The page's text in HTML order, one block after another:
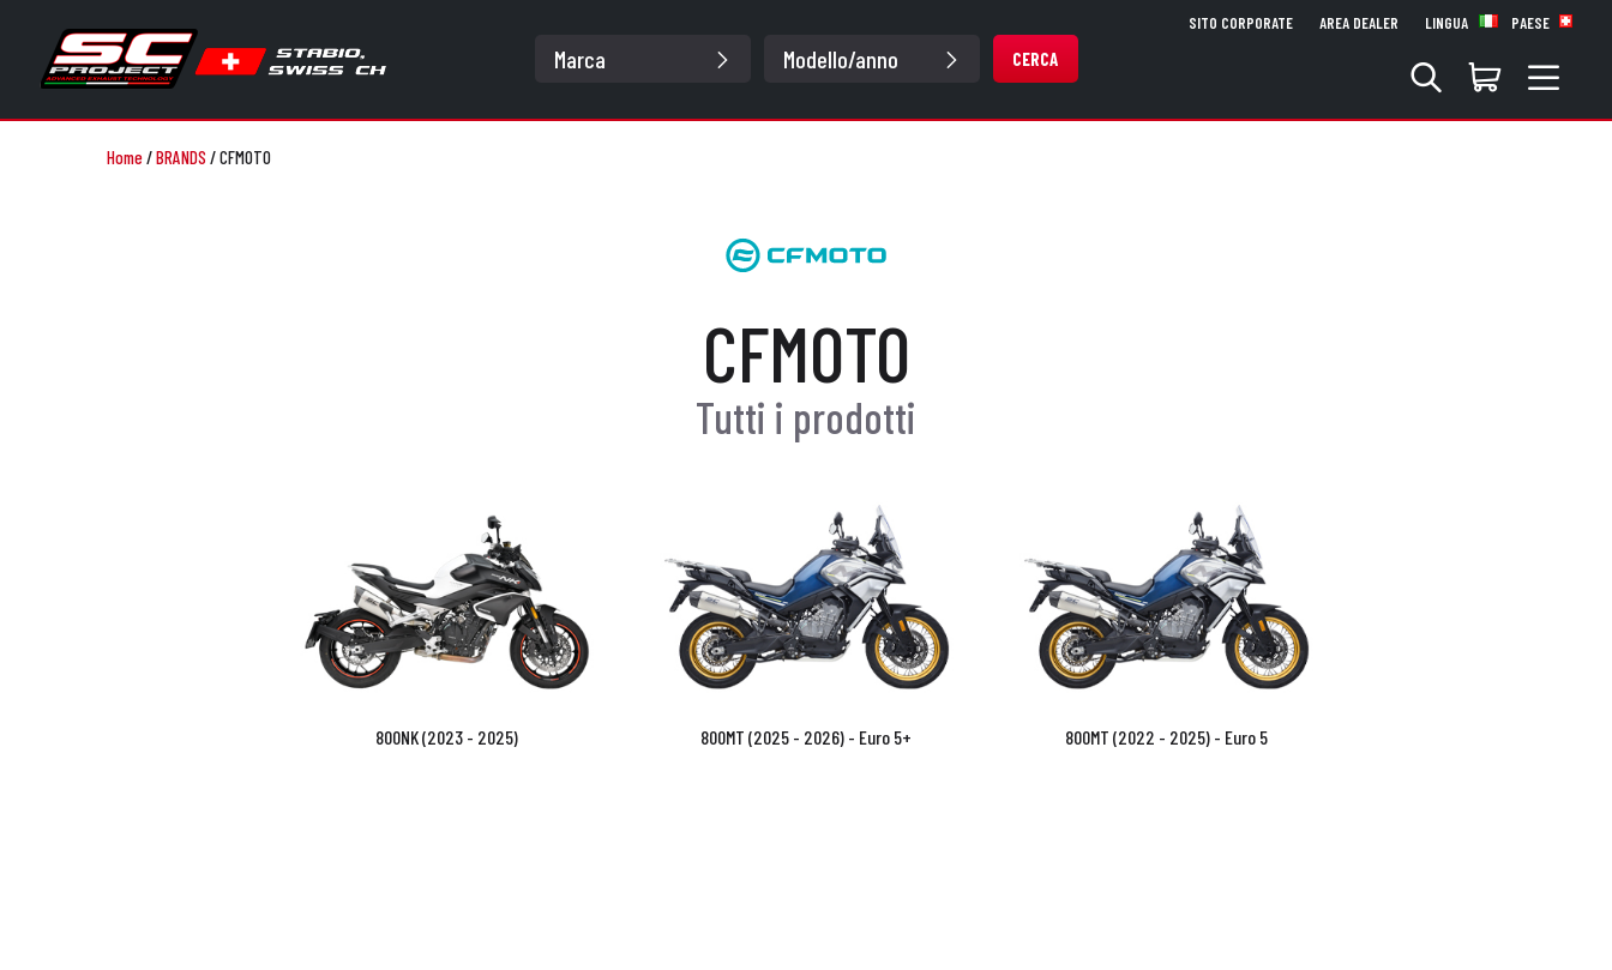
CERCA
SITO CORPORATE AREA DEALER LINGUA PAESE
Home/BRANDS /CFMOTO
CFMOTO
Tutti i prodotti
800NK (2023 - 2025) 800MT (2025 - 2026) - Euro 5+ 800MT (2022 - 2025) - Euro 5